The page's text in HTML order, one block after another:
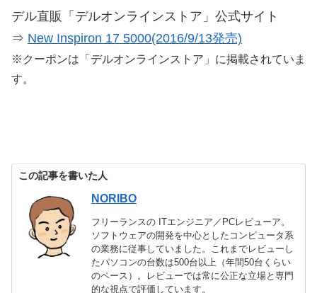
デル直販「デルオンラインストア」公式サイト
⇒ New Inspiron 17 5000(2016/9/13発売)
※クーポンは「デルオンラインストア」に掲載されていま
す。
この記事を書いた人
NORIBO
フリーランスの ITエンジニア／PCレビューア。
ソフトウェアの開発を中心としたコンピュータ系
の業務に従事していました。これまでレビューし
たパソコンの台数は500台以上（年間50台くらい
のペース）。レビューでは常に公正な立場と専門
的な視点で評価しています。